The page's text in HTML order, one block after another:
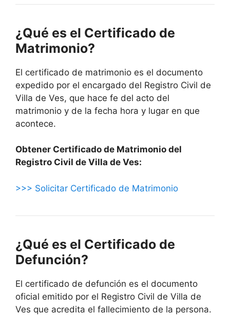
¿Qué es el Certificado de
Matrimonio?
El certificado de matrimonio es el documento
expedido por el encargado del Registro Civil de
Villa de Ves, que hace fe del acto del
matrimonio y de la fecha hora y lugar en que
acontece.
Obtener Certificado de Matrimonio del
Registro Civil de Villa de Ves:
>>> Solicitar Certificado de Matrimonio
¿Qué es el Certificado de
Defunción?
El certificado de defunción es el documento
oficial emitido por el Registro Civil de Villa de
Ves que acredita el fallecimiento de la persona.